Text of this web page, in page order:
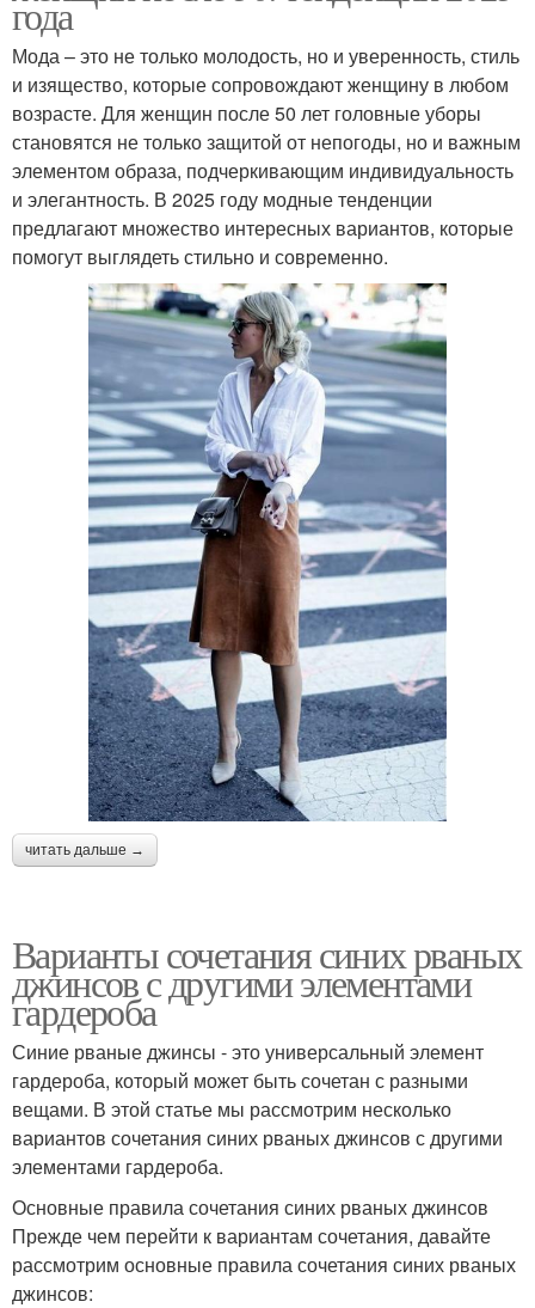
года
Мода – это не только молодость, но и уверенность, стиль
и изящество, которые сопровождают женщину в любом
возрасте. Для женщин после 50 лет головные уборы
становятся не только защитой от непогоды, но и важным
элементом образа, подчеркивающим индивидуальность
и элегантность. В 2025 году модные тенденции
предлагают множество интересных вариантов, которые
помогут выглядеть стильно и современно.
читать дальше →
Варианты сочетания синих рваных
джинсов с другими элементами
гардероба
Синие рваные джинсы - это универсальный элемент
гардероба, который может быть сочетан с разными
вещами. В этой статье мы рассмотрим несколько
вариантов сочетания синих рваных джинсов с другими
элементами гардероба.
Основные правила сочетания синих рваных джинсов
Прежде чем перейти к вариантам сочетания, давайте
рассмотрим основные правила сочетания синих рваных
джинсов: